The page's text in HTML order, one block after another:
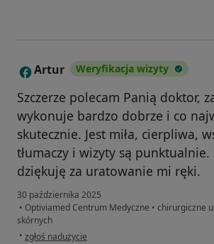
A Artur Weryfikacja wizyty
Szczerze polecam Panią doktor,
wykonuje bardzo dobrze i co
skutecznie. Jest miła, cierpliwa,
tłumaczy i wizyty są punktualnie.
dziękuję za uratowanie mi ręki.
30 października 2025
• Optiviamed Centrum Medyczne • chirurgiczne
skórnych
• w opinii użytkownika Artur
zgłoś nadużycie